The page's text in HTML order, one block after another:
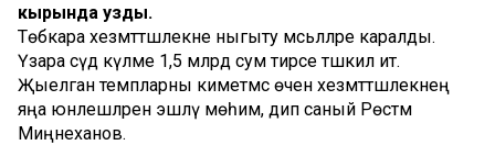
кырында узды.
Төбәкара хезмәттәшлекне ныгыту мәсьәләләре каралды.
Үзара сәүдә күләме 1,5 млрд сум тирәсе тәшкил итә.
Җыелган темпларны киметмәс өчен хезмәттәшлекнең
яңа юнәлешләрен эшләү мөһим, дип саный Рөстәм
Миңнеханов.